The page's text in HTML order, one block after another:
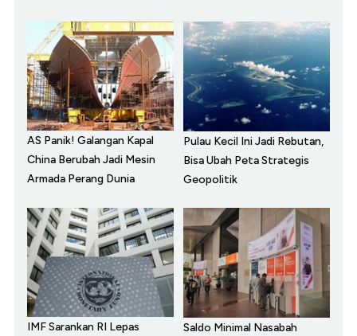
AS Panik! Galangan Kapal
China Berubah Jadi Mesin
Armada Perang Dunia
Pulau Kecil Ini Jadi Rebutan,
Bisa Ubah Peta Strategis
Geopolitik
IMF Sarankan RI Lepas
Saldo Minimal Nasabah